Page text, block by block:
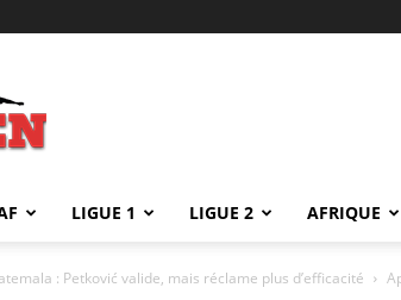
LIGUE 1 LIGUE 2 AFRIQUE
: Petković valide, mais réclame plus d’efficacité